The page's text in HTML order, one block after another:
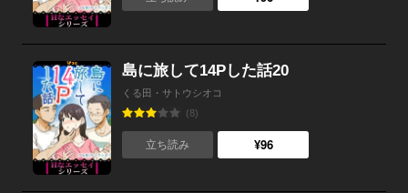
島に旅して14Pした話20
くる田・サトウシオコ
(8)
立ち読み ¥96